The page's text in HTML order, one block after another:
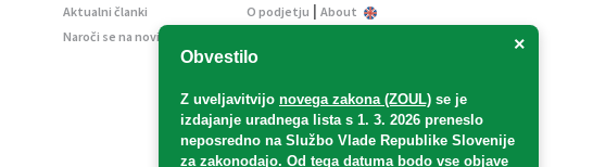
×
Obvestilo
Z uveljavitvijo novega zakona (ZOUL) se je
izdajanje uradnega lista s 1. 3. 2026 preneslo
neposredno na Službo Vlade Republike Slovenije
za zakonodajo. Od tega datuma bodo vse objave
Aktualni članki
Naroči se na novice
O podjetju | About
Informacije javnega
Oglaševanje
Splošni pogoji
Izjava o varstvu osebnih